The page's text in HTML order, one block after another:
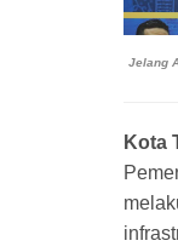
Jelang
Kota